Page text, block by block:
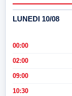
LUNEDI 10/08
00:00
02:00
09:00
10:30